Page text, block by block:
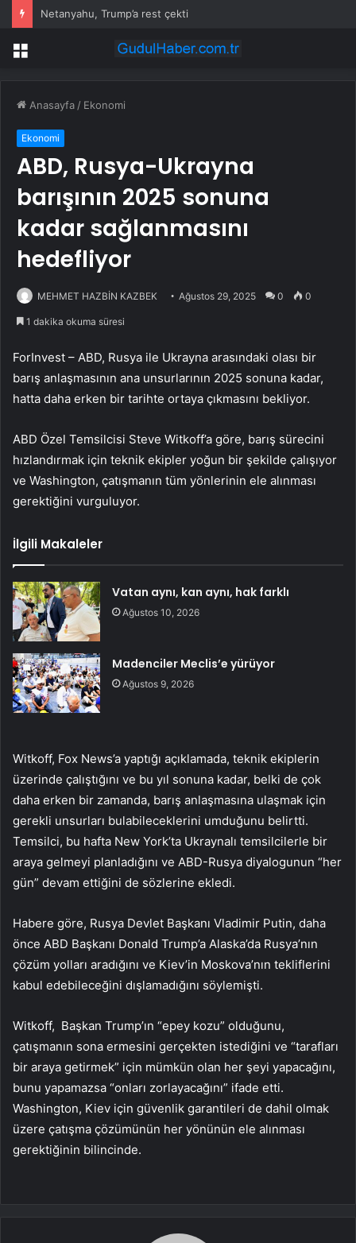
Netanyahu, Trump’a rest çekti
Menü
Anasayfa / Ekonomi
Ekonomi
ABD, Rusya-Ukrayna
barışının 2025 sonuna
kadar sağlanmasını
hedefliyor
MEHMET HAZBİN KAZBEK Ağustos 29, 2025 0 0
1 dakika okuma süresi
ForInvest – ABD, Rusya ile Ukrayna arasındaki olası bir
barış anlaşmasının ana unsurlarının 2025 sonuna kadar,
hatta daha erken bir tarihte ortaya çıkmasını bekliyor.
ABD Özel Temsilcisi Steve Witkoff’a göre, barış sürecini
hızlandırmak için teknik ekipler yoğun bir şekilde çalışıyor
ve Washington, çatışmanın tüm yönlerinin ele alınması
gerektiğini vurguluyor.
İlgili Makaleler
Vatan aynı, kan aynı, hak farklı
Ağustos 10, 2026
Madenciler Meclis’e yürüyor
Ağustos 9, 2026
Witkoff, Fox News’a yaptığı açıklamada, teknik ekiplerin
üzerinde çalıştığını ve bu yıl sonuna kadar, belki de çok
daha erken bir zamanda, barış anlaşmasına ulaşmak için
gerekli unsurları bulabileceklerini umduğunu belirtti.
Temsilci, bu hafta New York’ta Ukraynalı temsilcilerle bir
araya gelmeyi planladığını ve ABD-Rusya diyalogunun “her
gün” devam ettiğini de sözlerine ekledi.
Habere göre, Rusya Devlet Başkanı Vladimir Putin, daha
önce ABD Başkanı Donald Trump’a Alaska’da Rusya’nın
çözüm yolları aradığını ve Kiev’in Moskova’nın tekliflerini
kabul edebileceğini dışlamadığını söylemişti.
Witkoff, Başkan Trump’ın “epey kozu” olduğunu,
çatışmanın sona ermesini gerçekten istediğini ve “tarafları
bir araya getirmek” için mümkün olan her şeyi yapacağını,
bunu yapamazsa “onları zorlayacağını” ifade etti.
Washington, Kiev için güvenlik garantileri de dahil olmak
üzere çatışma çözümünün her yönünün ele alınması
gerektiğinin bilincinde.